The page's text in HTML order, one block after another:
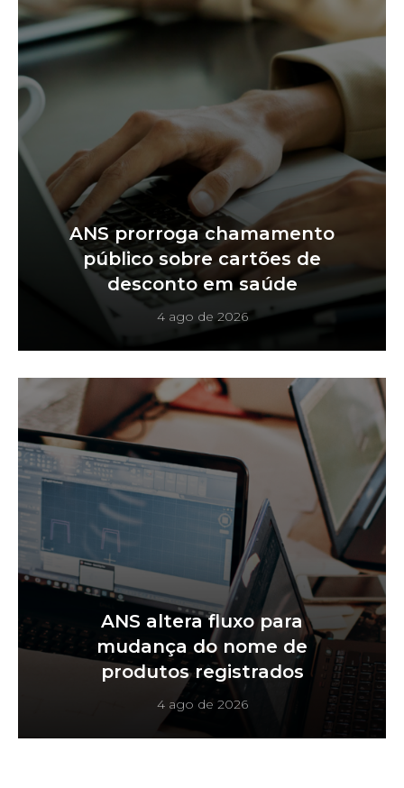
ANS prorroga chamamento
público sobre cartões de
desconto em saúde
4 ago de 2026
ANS altera fluxo para
mudança do nome de
produtos registrados
4 ago de 2026